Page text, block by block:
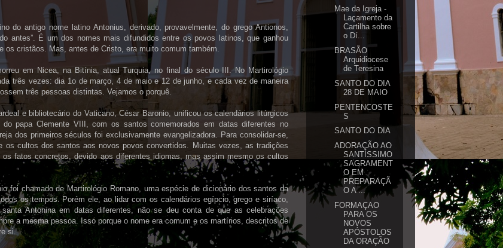
do antigo nome latino Antonius, derivado, provavelmente, do grego Antionos,
antes”. É um dos nomes mais difundidos entre os povos latinos, que ganhou
os cristãos. Mas, antes de Cristo, era muito comum também.
em Nicea, na Bitínia, atual Turquia, no final do século III. No Martirológio
três vezes: dia 1o de março, 4 de maio e 12 de junho, e cada vez de maneira
três pessoas distintas. Vejamos o porquê.
e bibliotecário do Vaticano, César Baronio, unificou os calendários litúrgicos
papa Clemente VIII, com os santos comemorados em datas diferentes no
dos primeiros séculos foi exclusivamente evangelizadora. Para consolidar-se,
os cultos dos santos aos novos povos convertidos. Muitas vezes, as tradições
os fatos concretos, devido aos diferentes idiomas, mas assim mesmo os cultos
foi chamado de Martirológio Romano, uma espécie de dicionário dos santos da
os tempos. Porém ele, ao lidar com os calendários egípcio, grego e siríaco,
santa Antonina em datas diferentes, não se deu conta de que as celebrações
a mesma pessoa. Isso porque o nome era comum e os martírios, descritos de
si.
Mae da Igreja -
Laçamento da
Cartilha sobre
o Dí...
BRASÃO
Arquidiocese
de Teresina
SANTO DO DIA
28 DE MAIO
PENTENCOSTE
S
SANTO DO DIA
ADORAÇÃO AO
SANTÍSSIMO
SAGRAMENT
O EM
PREPARAÇÃ
O A ...
FORMAÇAO
PARA OS
NOVOS
APÓSTOLOS
DA ORAÇÃO